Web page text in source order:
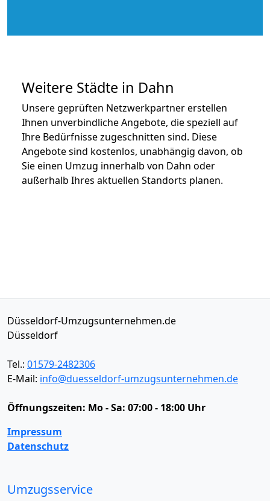
Weitere Städte in Dahn
Unsere geprüften Netzwerkpartner erstellen
Ihnen unverbindliche Angebote, die speziell auf
Ihre Bedürfnisse zugeschnitten sind. Diese
Angebote sind kostenlos, unabhängig davon, ob
Sie einen Umzug innerhalb von Dahn oder
außerhalb Ihres aktuellen Standorts planen.
Düsseldorf-Umzugsunternehmen.de
Düsseldorf
Tel.: 01579-2482306
E-Mail: info@duesseldorf-umzugsunternehmen.de
Öffnungszeiten: Mo - Sa: 07:00 - 18:00 Uhr
Impressum
Datenschutz
Umzugsservice